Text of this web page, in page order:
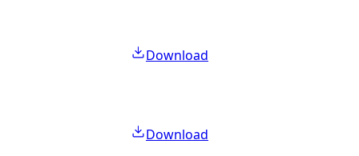
Download
Download